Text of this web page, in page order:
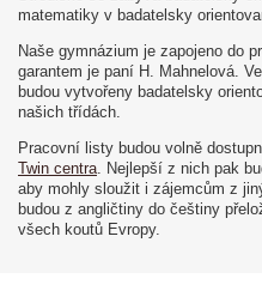
matematiky v badatelsky
Naše gymnázium je zapojeno do
garantem je paní H. Mahnelová.
budou vytvořeny badatelsky
našich třídách.
Pracovní listy budou volně
Twin centra . Nejlepší z nich pak
aby mohly sloužit i zájemcům z
budou z angličtiny do češtiny
všech koutů Evropy.